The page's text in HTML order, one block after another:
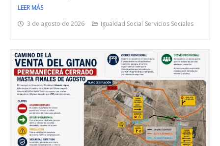
LEER MÁS
3 de agosto de 2026
Igualdad Social Servicios Sociales